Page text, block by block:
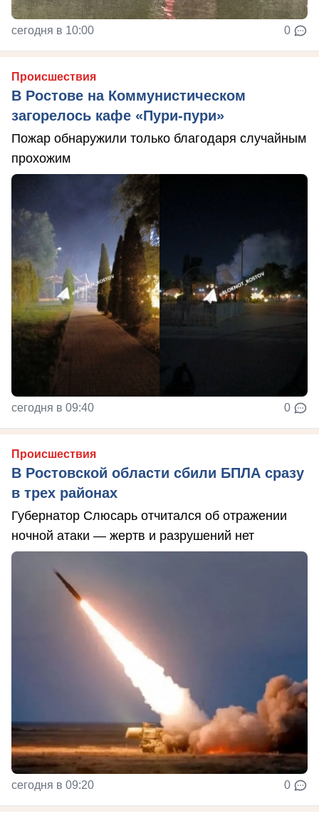
сегодня в 10:00 0
Происшествия
В Ростове на Коммунистическом
загорелось кафе «Пури-пури»
Пожар обнаружили только благодаря случайным
прохожим
сегодня в 09:40 0
Происшествия
В Ростовской области сбили БПЛА сразу
в трех районах
Губернатор Слюсарь отчитался об отражении
ночной атаки — жертв и разрушений нет
сегодня в 09:20 0